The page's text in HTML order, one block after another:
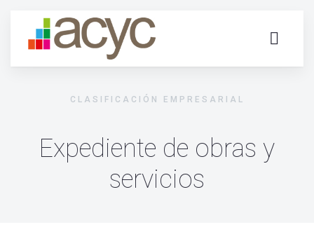
CLASIFICACIÓN EMPRESARIAL
Expediente de obras y
servicios